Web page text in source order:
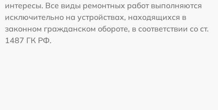
интересы. Все виды ремонтных работ выполняются
исключительно на устройствах, находящихся в
законном гражданском обороте, в соответствии со ст.
1487 ГК РФ.